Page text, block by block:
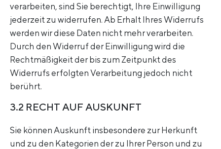
verarbeiten, sind Sie berechtigt, Ihre Einwilligung
jederzeit zu widerrufen. Ab Erhalt Ihres Widerrufs
werden wir diese Daten nicht mehr verarbeiten.
Durch den Widerruf der Einwilligung wird die
Rechtmäßigkeit der bis zum Zeitpunkt des
Widerrufs erfolgten Verarbeitung jedoch nicht
berührt.
3.2 RECHT AUF AUSKUNFT
Sie können Auskunft insbesondere zur Herkunft
und zu den Kategorien der zu Ihrer Person und zu